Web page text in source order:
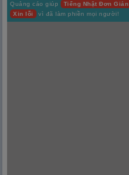
Quảng cáo giúp Tiếng Nhật Đơn Giản
Xin lỗi
vì đã làm phiền mọi người!